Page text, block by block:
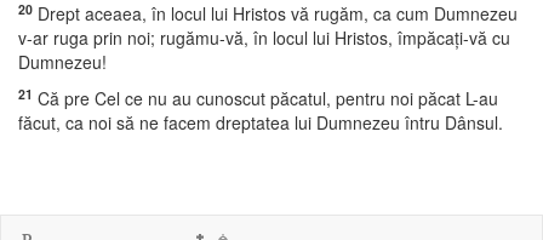
20 Drept aceaea, în locul lui Hristos vă rugăm, ca cum Dumnezeu
v-ar ruga prin noi; rugămu-vă, în locul lui Hristos, împăcaţi-vă cu
Dumnezeu!
21 Că pre Cel ce nu au cunoscut păcatul, pentru noi păcat L-au
făcut, ca noi să ne facem dreptatea lui Dumnezeu întru Dânsul.